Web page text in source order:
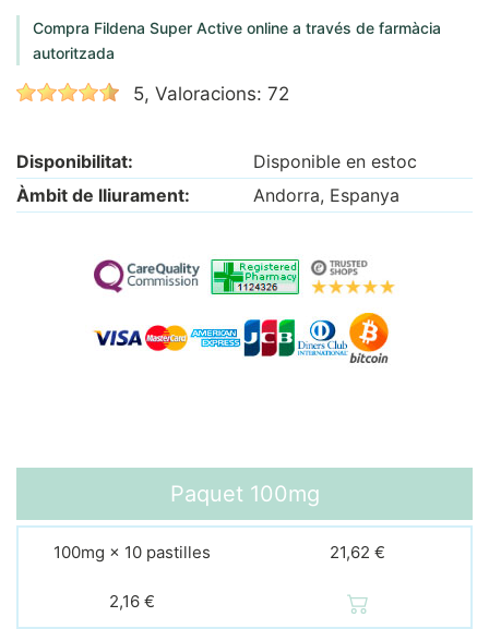
Compra Fildena Super Active online a través de farmàcia
autoritzada
5, Valoracions: 72
Paquet100mg
100mg × 10 pastilles 21,62 €
2,16 €
Disponibilitat:
Disponible en estoc
Àmbit de lliurament:
Andorra, Espanya